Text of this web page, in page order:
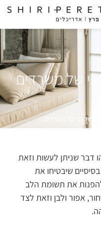
של משרדים
מודרני של משרדים
דבר שניתן לעשות וזאת
שיבטיחו את
את תשומת הלב
אפור ולבן וזאת לצד